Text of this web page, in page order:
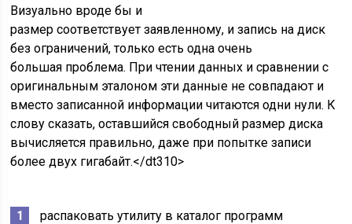
Визуально вроде бы и
размер соответствует заявленному, и запись на диск
без ограничений, только есть одна очень
большая проблема. При чтении данных и сравнении с
оригинальным эталоном эти данные не совпадают и
вместо записанной информации читаются одни нули. К
слову сказать, оставшийся свободный размер диска
вычисляется правильно, даже при попытке записи
более двух гигабайт.</dt310>
распаковать утилиту в каталог программ